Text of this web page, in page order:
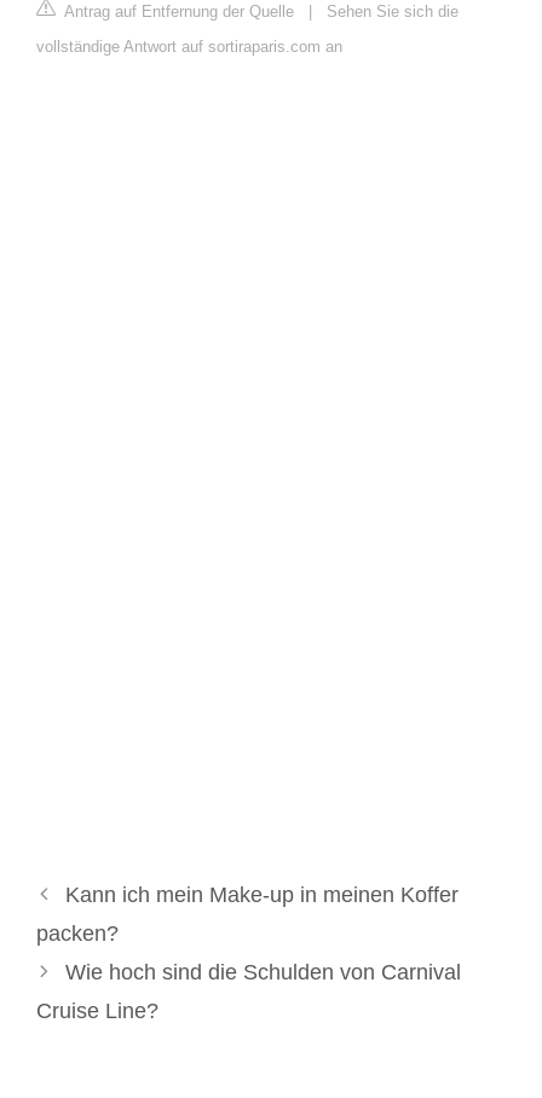
Antrag auf Entfernung der Quelle | Sehen Sie sich die
vollständige Antwort auf sortiraparis.com an
Kann ich mein Make-up in meinen Koffer
packen?
Wie hoch sind die Schulden von Carnival
Cruise Line?